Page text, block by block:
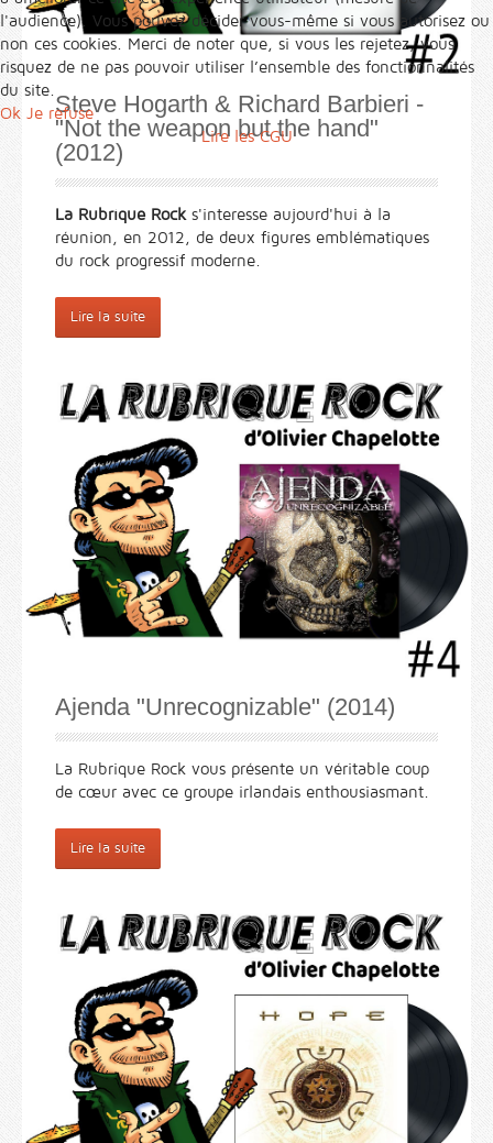
Steve Hogarth & Richard Barbieri -
"Not the weapon but the hand"
(2012)
La Rubrique Rock s'interesse aujourd'hui à la
réunion, en 2012, de deux figures emblématiques
du rock progressif moderne.
Lire la suite
Ajenda "Unrecognizable" (2014)
La Rubrique Rock vous présente un véritable coup
de cœur avec ce groupe irlandais enthousiasmant.
Lire la suite
l'audience). Vous pouvez décider vous-même si vous autorisez ou
non ces cookies. Merci de noter que, si vous les rejetez, vous
risquez de ne pas pouvoir utiliser l’ensemble des fonctionnalités
du site.
Ok Je refuse
Lire les CGU